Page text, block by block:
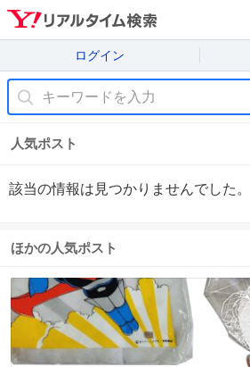
ログイン
人気ポスト
該当の情報は見つかりませんでした。
ほかの人気ポスト